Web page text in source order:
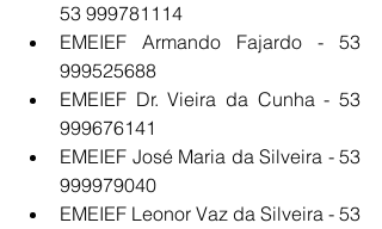
53 999781114
EMEIEF Armando Fajardo - 53
999525688
EMEIEF Dr. Vieira da Cunha - 53
999676141
EMEIEF José Maria da Silveira - 53
999979040
EMEIEF Leonor Vaz da Silveira - 53